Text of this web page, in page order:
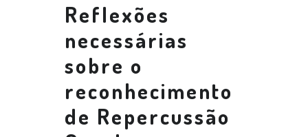
Reflexões
necessárias
sobre o
reconhecimento
de Repercussão